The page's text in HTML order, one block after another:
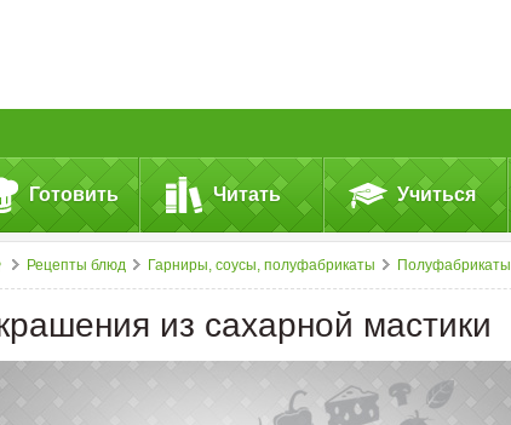
Готовить Читать Учиться
Рецепты блюд Гарниры, соусы, полуфабрикаты Полуфабрикаты
из сахарной мастики